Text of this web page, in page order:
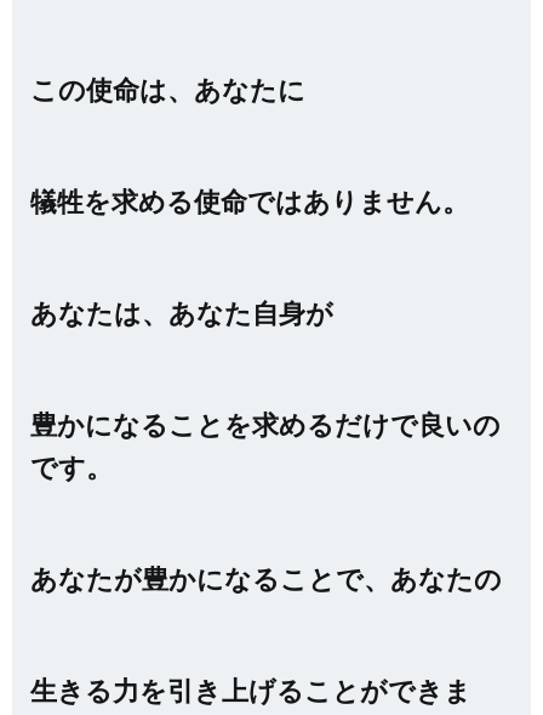
この使命は、あなたに
犠牲を求める使命ではありません。
あなたは、あなた自身が
豊かになることを求めるだけで良いの
です。
あなたが豊かになることで、あなたの
生きる力を引き上げることができま